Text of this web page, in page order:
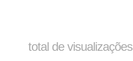
total de visualizações